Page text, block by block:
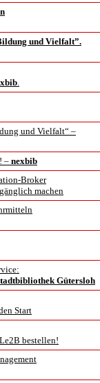
und Vielfalt”.
.
und Vielfalt“ –
– nexbib
Broker
machen
Gütersloh
Start
bestellen!